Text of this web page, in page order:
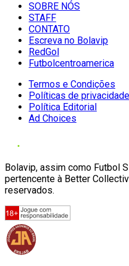
SOBRE NÓS
STAFF
CONTATO
Escreva no Bolavip
RedGol
Futbolcentroamerica
Termos e Condições
Políticas de privacidade
Política Editorial
Ad Choices
Bolavip, assim como Futbol
pertencente à Better
reservados.